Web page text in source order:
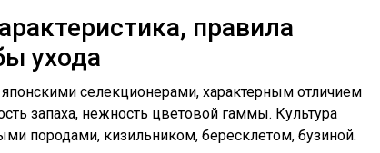
правила
ухода
селекционерами, характерным отличием
запаха, нежность цветовой гаммы. Культура
породами, кизильником, бересклетом, бузиной.